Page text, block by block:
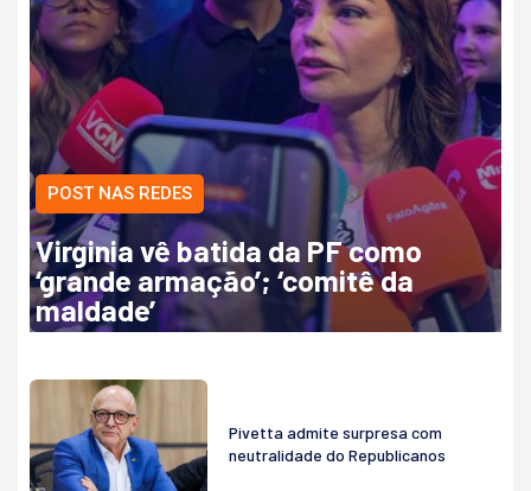
POST NAS REDES
Virginia vê batida da PF como
‘grande armação’; ‘comitê da
maldade’
Pivetta admite surpresa com
neutralidade do Republicanos